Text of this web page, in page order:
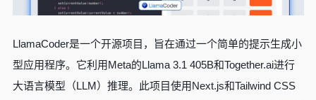
LlamaCoder是一个开源项目，旨在通过一个简单的提示生成小
型应用程序。它利用Meta的Llama 3.1 405B和Together.ai进行
大语言模型（LLM）推理。此项目使用Next.js和Tailwind CSS